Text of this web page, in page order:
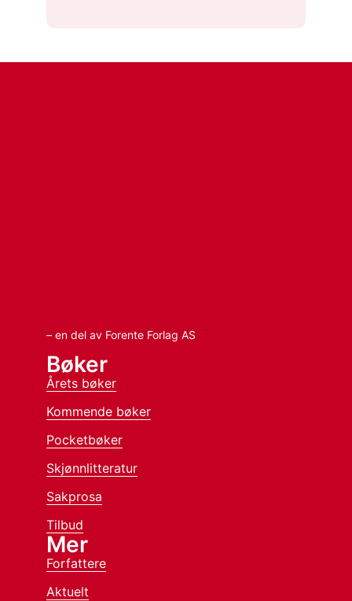
– en del av Forente Forlag AS
Bøker
Årets bøker
Kommende bøker
Pocketbøker
Skjønnlitteratur
Sakprosa
Tilbud
Mer
Forfattere
Aktuelt